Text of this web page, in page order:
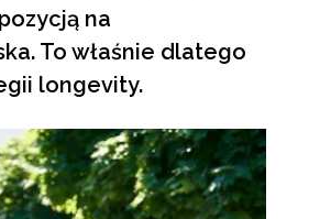
na
To właśnie dlatego
longevity.